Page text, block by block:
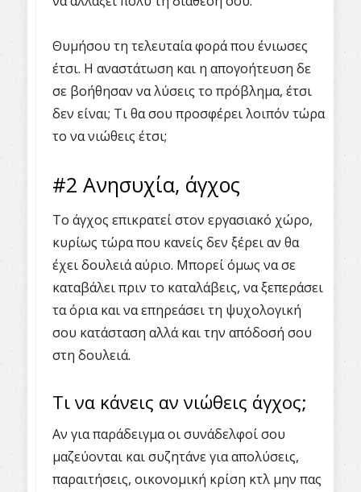
Θυμήσου τη τελευταία φορά που ένιωσες
έτσι. Η αναστάτωση και η απογοήτευση δε
σε βοήθησαν να λύσεις το πρόβλημα, έτσι
δεν είναι; Τι θα σου προσφέρει λοιπόν τώρα
το να νιώθεις έτσι;
#2 Ανησυχία, άγχος
Το άγχος επικρατεί στον εργασιακό χώρο,
κυρίως τώρα που κανείς δεν ξέρει αν θα
έχει δουλειά αύριο. Μπορεί όμως να σε
καταβάλει πριν το καταλάβεις, να ξεπεράσει
τα όρια και να επηρεάσει τη ψυχολογική
σου κατάσταση αλλά και την απόδοσή σου
στη δουλειά.
Τι να κάνεις αν νιώθεις άγχος;
Αν για παράδειγμα οι συνάδελφοί σου
μαζεύονται και συζητάνε για απολύσεις,
παραιτήσεις, οικονομική κρίση κτλ μην πας